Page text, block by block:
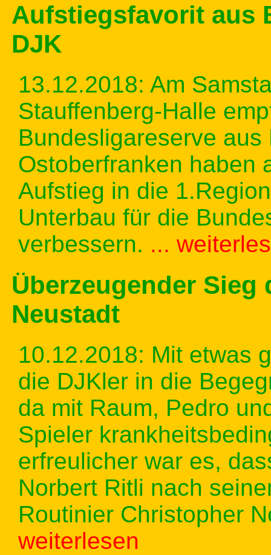
Aufstiegsfavorit aus
DJK
13.12.2018: Am
Stauffenberg-Halle
Bundesligareserve aus
Ostoberfranken haben
Aufstieg in die
Unterbau für die
verbessern. ...
Überzeugender Sieg
Neustadt
10.12.2018: Mit etwas
die DJKler in die
da mit Raum, Pedro
Spieler
erfreulicher war es,
Norbert Ritli nach
Routinier Christopher
weiterlesen